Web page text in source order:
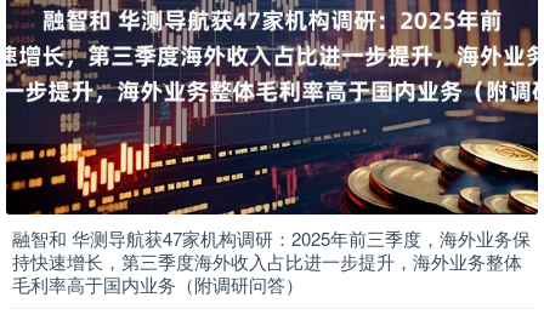
融智和 华测导航获47家机构调研：2025年前三季度，海外业务保
持快速增长，第三季度海外收入占比进一步提升，海外业务整体
毛利率高于国内业务（附调研问答）